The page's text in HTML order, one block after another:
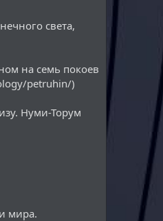
света,
на семь покоев
petruhin/)
Нуми-Торум
мира.